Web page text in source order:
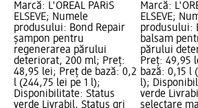
Marcă: L'ORÉAL PARiS
ELSEVE; Numele
produsului: Bond Repair
șampon pentru
regenerarea părului
deteriorat, 200 ml; Preț:
48,95 lei; Preț de bază: 0,2
l (244,75 lei pe 1 l);
Disponibilitate: Status
verde Livrabil, Status gri
Marcă:
ELSEVE;
produsului:
balsam
părului
Preț: 49,95
bază: 0,15 l
l);
verde
selectare